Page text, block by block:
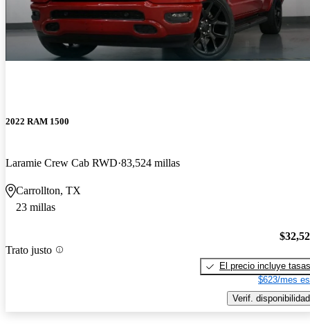
2022 RAM 1500
Laramie Crew Cab RWD 83,524 millas
Carrollton, TX
23 millas
Trato justo
El precio incluye tasas
$623/mes
Verif. disponibilidad